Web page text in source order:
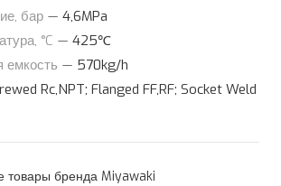
бар — 4,6MPa
°C — 425℃
емкость — 570kg/h
Rc,NPT; Flanged FF,RF; Socket Weld
товары бренда Miyawaki